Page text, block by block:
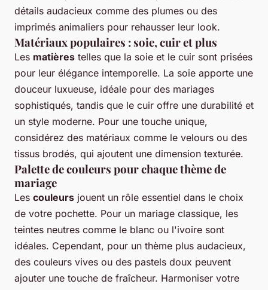
détails audacieux comme des plumes ou des
imprimés animaliers pour rehausser leur look.
Matériaux populaires : soie, cuir et plus
Les matières telles que la soie et le cuir sont prisées
pour leur élégance intemporelle. La soie apporte une
douceur luxueuse, idéale pour des mariages
sophistiqués, tandis que le cuir offre une durabilité et
un style moderne. Pour une touche unique,
considérez des matériaux comme le velours ou des
tissus brodés, qui ajoutent une dimension texturée.
Palette de couleurs pour chaque thème de
mariage
Les couleurs jouent un rôle essentiel dans le choix
de votre pochette. Pour un mariage classique, les
teintes neutres comme le blanc ou l'ivoire sont
idéales. Cependant, pour un thème plus audacieux,
des couleurs vives ou des pastels doux peuvent
ajouter une touche de fraîcheur. Harmoniser votre